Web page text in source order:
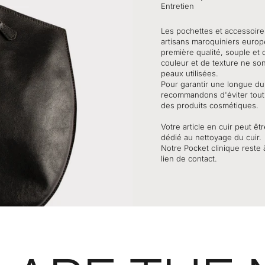
Entretien
Les pochettes et
artisans maroquiniers
première qualité, souple et
couleur et de texture ne
peaux utilisées.
Pour garantir une longue
recommandons d'éviter
des produits cosmétiques.
Votre article en cuir peut
dédié au nettoyage du cuir.
Notre Pocket clinique
lien de contact.